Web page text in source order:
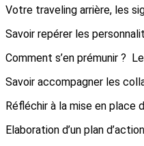
Votre traveling arrière, les
Savoir repérer les
Comment s’en prémunir ?
Savoir accompagner les
Réfléchir à la mise en
Elaboration d’un plan